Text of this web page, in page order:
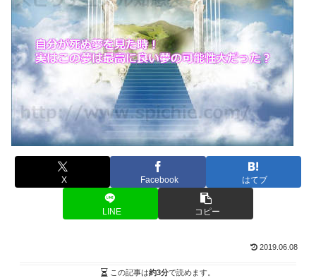
X Facebook はてブ
LINE コピー
2019.06.08
この記事は約3分で読めます。